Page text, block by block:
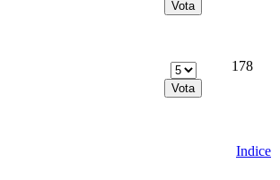
178
Indice